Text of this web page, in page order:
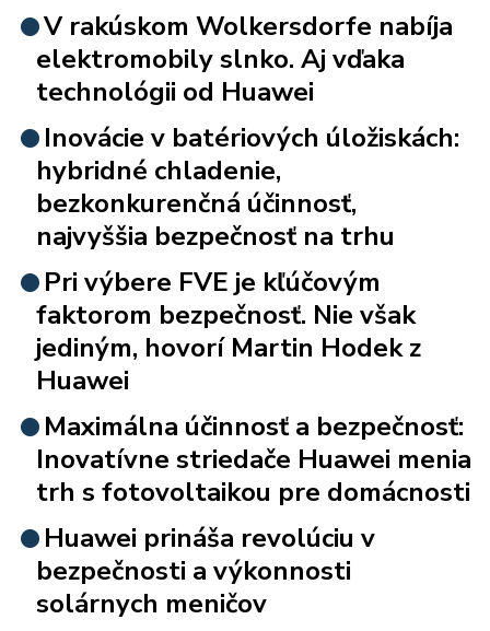
V rakúskom Wolkersdorfe nabíja
elektromobily slnko. Aj vďaka
technológii od Huawei
Inovácie v batériových úložiskách:
hybridné chladenie,
bezkonkurenčná účinnosť,
najvyššia bezpečnosť na trhu
Pri výbere FVE je kľúčovým
faktorom bezpečnosť. Nie však
jediným, hovorí Martin Hodek z
Huawei
Maximálna účinnosť a bezpečnosť:
Inovatívne striedače Huawei menia
trh s fotovoltaikou pre domácnosti
Huawei prináša revolúciu v
bezpečnosti a výkonnosti
solárnych meničov